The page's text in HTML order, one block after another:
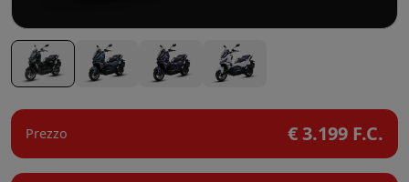
Prezzo € 3.199 F.C.